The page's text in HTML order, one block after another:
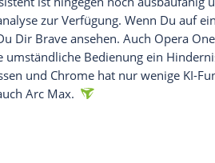
auf einer Webseite
Websuche an.